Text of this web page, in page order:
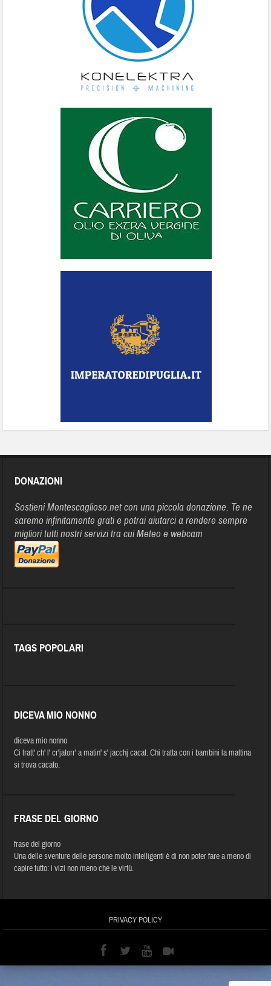
DONAZIONI
Sostieni Montescaglioso.net con una piccola donazione. Te ne
saremo infinitamente grati e potrai aiutarci a rendere sempre
migliori tutti nostri servizi tra cui Meteo e webcam
TAGS POPOLARI
DICEVA MIO NONNO
diceva mio nonno
Ci tratt' ch' l' cr'jatorr' a matin' s' jacchj cacat. Chi tratta con i bambini la mattina
si trova cacato.
FRASE DEL GIORNO
frase del giorno
Una delle sventure delle persone molto intelligenti è di non poter fare a meno di
capire tutto: i vizi non meno che le virtù.
PRIVACY POLICY